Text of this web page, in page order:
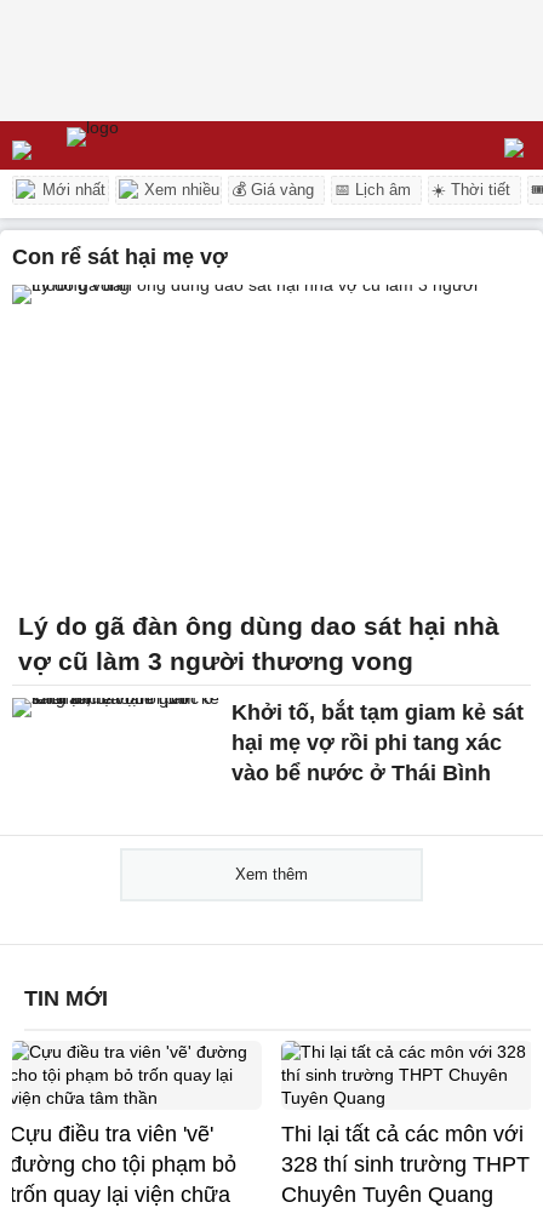
Mới nhất Xem nhiều 💰 Giá vàng 📅 Lịch âm ☀️ Thời tiết
con rể sát hại mẹ vợ
Lý do gã đàn ông dùng dao sát hại nhà
vợ cũ làm 3 người thương vong
Khởi tố, bắt tạm giam kẻ sát
hại mẹ vợ rồi phi tang xác
vào bể nước ở Thái Bình
Xem thêm
TIN MỚI
Cựu điều tra viên 'vẽ'
đường cho tội phạm bỏ
trốn quay lại viện chữa
Thi lại tất cả các môn với
328 thí sinh trường THPT
Chuyên Tuyên Quang